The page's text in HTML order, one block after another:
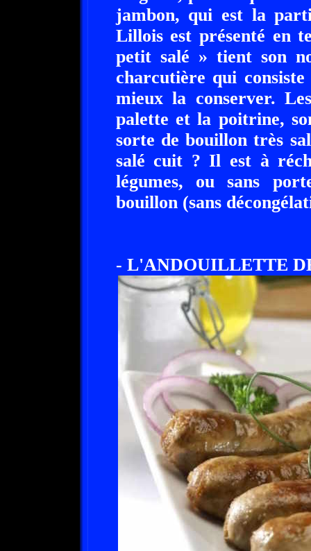
jambon, qui est la
Lillois est présenté en
petit salé » tient son
charcutière qui
mieux la conserver.
palette et la poitrine,
sorte de bouillon très
salé cuit ? Il est à
légumes, ou sans
bouillon (sans
- L'ANDOUILLETTE